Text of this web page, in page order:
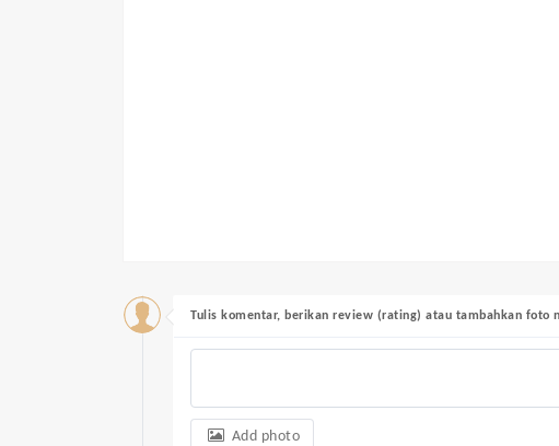
Tulis komentar, berikan review (rating) atau tambahkan foto
Add photo